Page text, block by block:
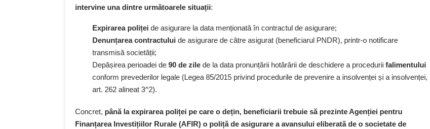
intervine una dintre următoarele situații:
Expirarea poliței de asigurare la data menționată în contractul de asigurare;
Denunțarea contractului de asigurare de către asigurat (beneficiarul PNDR), printr-o notificare
transmisă societății;
Depășirea perioadei de 90 de zile de la data pronunțării hotărârii de deschidere a procedurii falimentului
conform prevederilor legale (Legea 85/2015 privind procedurile de prevenire a insolvenței și a insolvenței,
art. 262 alineat 3^2).
Concret, până la expirarea poliței pe care o dețin, beneficiarii trebuie să prezinte Agenției pentru
Finanțarea Investițiilor Rurale (AFIR) o poliță de asigurare a avansului eliberată de o societate de